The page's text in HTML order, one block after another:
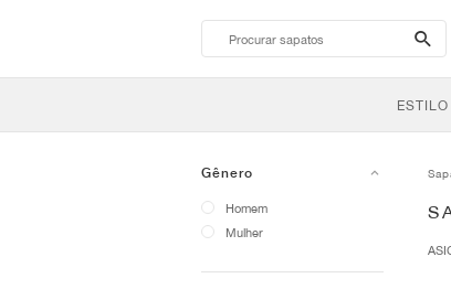
btn
Gênero
Homem
Mulher